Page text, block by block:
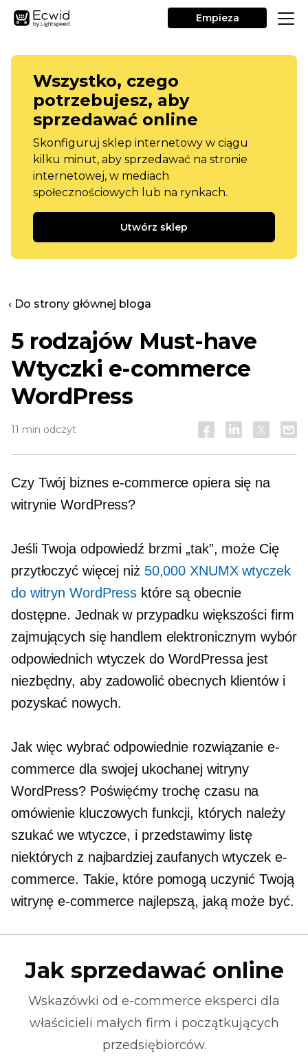
Empieza
Wszystko, czego
potrzebujesz, aby
sprzedawać online
Skonfiguruj sklep internetowy w ciągu
kilku minut, aby sprzedawać na stronie
internetowej, w mediach
społecznościowych lub na rynkach.
Utwórz sklep
‹ Do strony głównej bloga
5 rodzajów Must-have
Wtyczki e-commerce
WordPress
11 min odczyt
Czy Twój biznes e-commerce opiera się na
witrynie WordPress?
Jeśli Twoja odpowiedź brzmi „tak”, może Cię
przytłoczyć więcej niż 50,000 XNUMX wtyczek
do witryn WordPress które są obecnie
dostępne. Jednak w przypadku większości firm
zajmujących się handlem elektronicznym wybór
odpowiednich wtyczek do WordPressa jest
niezbędny, aby zadowolić obecnych klientów i
pozyskać nowych.
Jak więc wybrać odpowiednie rozwiązanie e-
commerce dla swojej ukochanej witryny
WordPress? Poświęćmy trochę czasu na
omówienie kluczowych funkcji, których należy
szukać we wtyczce, i przedstawimy listę
niektórych z najbardziej zaufanych wtyczek e-
commerce. Takie, które pomogą uczynić Twoją
witrynę e-commerce najlepszą, jaką może być.
Jak sprzedawać online
Wskazówki od e-commerce eksperci dla
właścicieli małych firm i początkujących
przedsiębiorców.